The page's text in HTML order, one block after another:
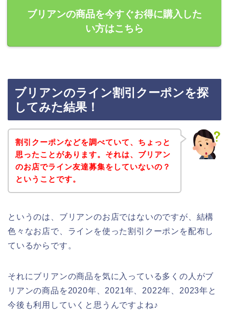
ブリアンの商品を今すぐお得に購入した
い方はこちら
ブリアンのライン割引クーポンを探
してみた結果！
割引クーポンなどを調べていて、ちょっと
思ったことがあります。それは、ブリアン
のお店でライン友達募集をしていないの？
ということです。
というのは、ブリアンのお店ではないのですが、結構
色々なお店で、ラインを使った割引クーポンを配布し
ているからです。
それにブリアンの商品を気に入っている多くの人がブ
リアンの商品を2020年、2021年、2022年、2023年と
今後も利用していくと思うんですよね♪